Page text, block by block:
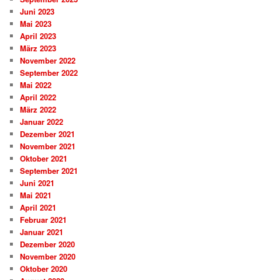
Juni 2023
Mai 2023
April 2023
März 2023
November 2022
September 2022
Mai 2022
April 2022
März 2022
Januar 2022
Dezember 2021
November 2021
Oktober 2021
September 2021
Juni 2021
Mai 2021
April 2021
Februar 2021
Januar 2021
Dezember 2020
November 2020
Oktober 2020